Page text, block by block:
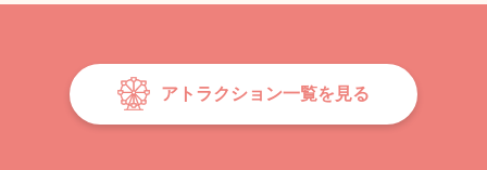
アトラクション一覧を見る